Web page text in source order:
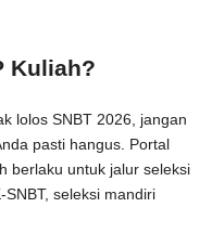
Kuliah?
lolos SNBT 2026, jangan
pasti hangus. Portal
berlaku untuk jalur seleksi
seleksi mandiri